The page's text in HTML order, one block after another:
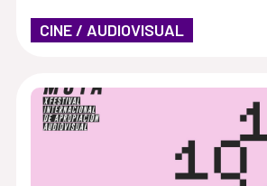
CINE / AUDIOVISUAL